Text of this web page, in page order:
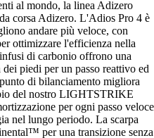
al mondo, la linea Adizero
corsa Adizero. L'Adios Pro 4 è
andare più veloce, con
ottimizzare l'efficienza nella
di carbonio offrono una
piedi per un passo reattivo ed
di bilanciamento migliora
del nostro LIGHTSTRIKE
per ogni passo veloce
nel lungo periodo. La scarpa
per una transizione senza